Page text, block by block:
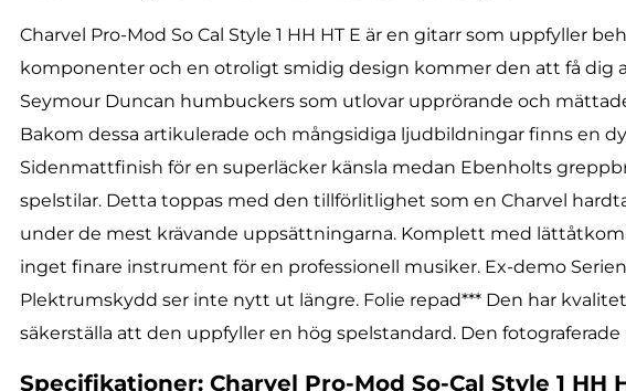
Charvel Pro-Mod So Cal Style 1 HH HT E är en gitarr som uppfyller
komponenter och en otroligt smidig design kommer den att få dig
Seymour Duncan humbuckers som utlovar upprörande och
Bakom dessa artikulerade och mångsidiga ljudbildningar finns en
Sidenmattfinish för en superläcker känsla medan Ebenholts
spelstilar. Detta toppas med den tillförlitlighet som en Charvel
under de mest krävande uppsättningarna. Komplett med
inget finare instrument för en professionell musiker. Ex-demo
Plektrumskydd ser inte nytt ut längre. Folie repad*** Den har
säkerställa att den uppfyller en hög spelstandard. Den
Specifikationer: Charvel Pro-Mod So-Cal Style 1 HH